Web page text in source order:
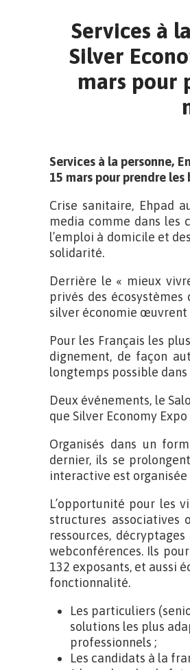
Services à
Silver
mars pour
Services à la personne,
15 mars pour prendre
Crise sanitaire, Ehpad
media comme dans les
l’emploi à domicile et
solidarité.
Derrière le « mieux
privés des
silver économie œuvrent
Pour les Français les
dignement, de façon
longtemps possible dans
Deux événements, le
que Silver Economy
Organisés dans un
dernier, ils se
interactive est organisée
L’opportunité pour les
structures associatives
ressources,
webconférences. Ils
132 exposants, et aussi
fonctionnalité.
Les particuliers
solutions les plus
professionnels ;
Les candidats à la